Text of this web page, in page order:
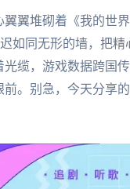
翼堆砌着《我的世
如同无形的墙，把
缆，游戏数据跨国传
。别急，今天分享